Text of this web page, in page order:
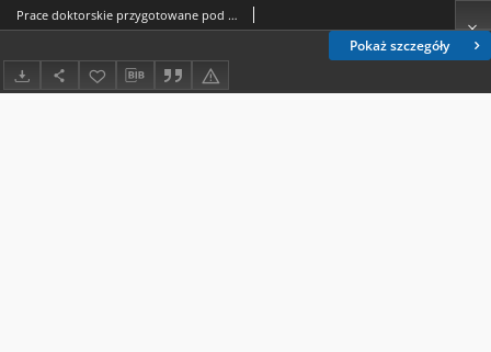
Pokaż szczegóły
Prace doktorskie przygotowane pod kierunkiem Prof. dr hab. Aliny Aleksandrowicz-Ulrich